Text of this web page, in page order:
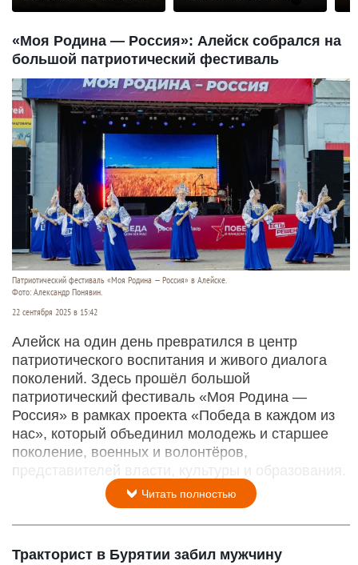
«Моя Родина — Россия»: Алейск собрался на
большой патриотический фестиваль
Патриотический фестиваль «Моя Родина — Россия» в Алейске.
Фото: Александр Понявин.
22 сентября 2025 в 15:42
Алейск на один день превратился в центр
патриотического воспитания и живого диалога
поколений. Здесь прошёл большой
патриотический фестиваль «Моя Родина —
Россия» в рамках проекта «Победа в каждом из
нас», который объединил молодежь и старшее
поколение, военных и волонтёров,
представителей власти, культуры и образования.
Читать полностью
Тракторист в Бурятии забил мужчину